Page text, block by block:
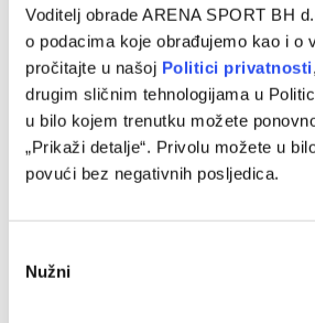
Voditelj obrade ARENA SPORT BH
o podacima koje obrađujemo kao i o
pročitajte u našoj Politici privatnosti
drugim sličnim tehnologijama u
u bilo kojem trenutku možete
„Prikaži detalje“. Privolu možete u
povući bez negativnih posljedica.
Selection
Nužni
Manchester United Nottingham